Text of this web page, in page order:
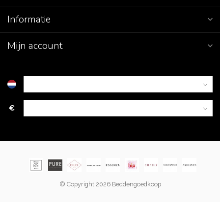
Informatie
Mijn account
€
© Copyright 2026 Beddengoedkoop